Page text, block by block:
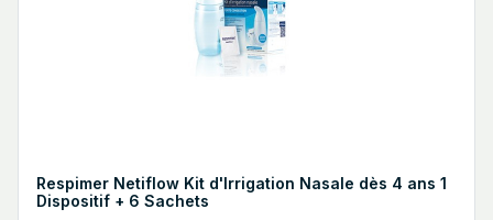
Respimer Netiflow Kit d'Irrigation Nasale dès 4 ans 1
Dispositif + 6 Sachets